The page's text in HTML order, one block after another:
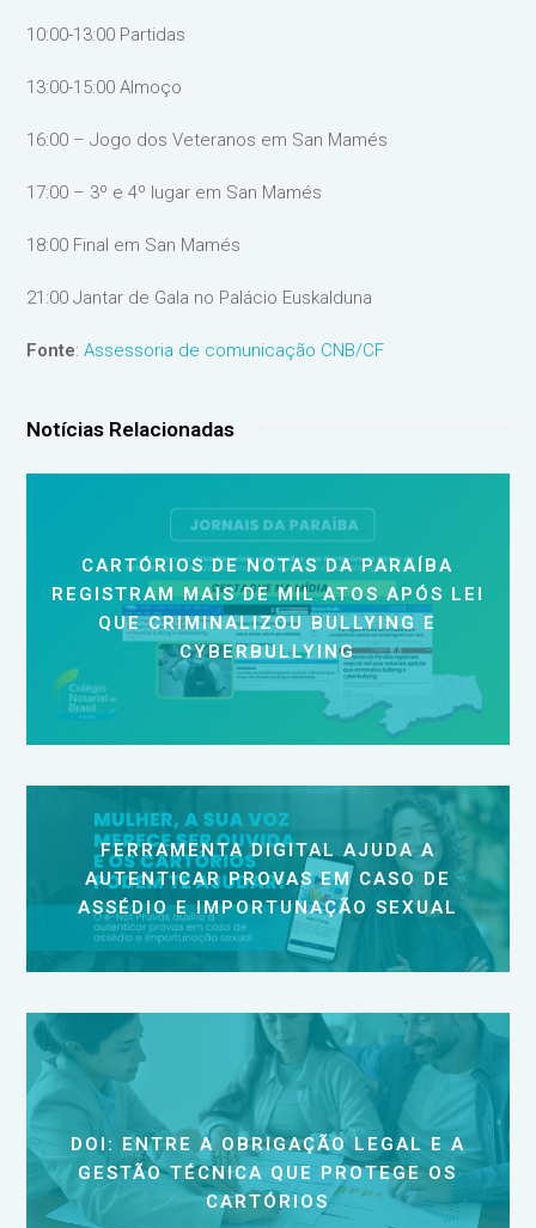
10:00-13:00 Partidas
13:00-15:00 Almoço
16:00 – Jogo dos Veteranos em San Mamés
17:00 – 3º e 4º lugar em San Mamés
18:00 Final em San Mamés
21:00 Jantar de Gala no Palácio Euskalduna
Fonte:Assessoria de comunicação CNB/CF
Notícias Relacionadas
CARTÓRIOS DE NOTAS DA PARAÍBA
REGISTRAM MAIS DE MIL ATOS APÓS LEI
QUE CRIMINALIZOU BULLYING E
CYBERBULLYING
FERRAMENTA DIGITAL AJUDA A
AUTENTICAR PROVAS EM CASO DE
ASSÉDIO E IMPORTUNAÇÃO SEXUAL
DOI: ENTRE A OBRIGAÇÃO LEGAL E A
GESTÃO TÉCNICA QUE PROTEGE OS
CARTÓRIOS